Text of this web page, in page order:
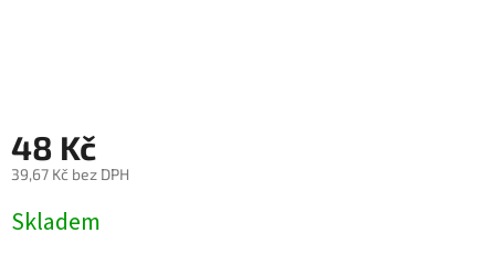
48 Kč
39,67 Kč bez DPH
cena:
Skladem